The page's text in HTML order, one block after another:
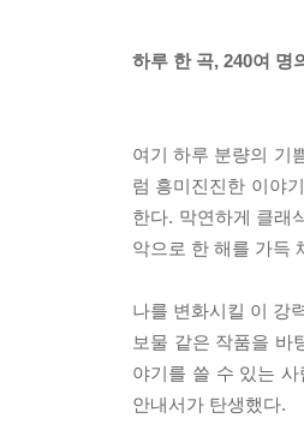
하루 한 곡, 240여 명
여기 하루 분량의 기
럼 흥미진진한 이야
한다. 막연하게 클래
악으로 한 해를 가득
나를 변화시킬 이 강
보물 같은 작품을 바
야기를 쓸 수 있는
안내서가 탄생했다.